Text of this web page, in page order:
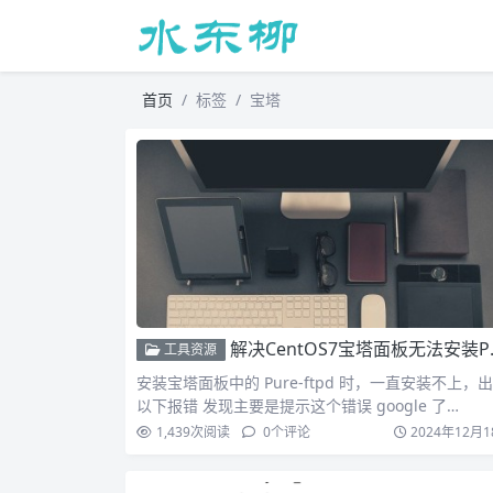
首页 标签 宝塔
工具资源 解决CentOS7宝塔面板无法安装Pure-ftpd
安装宝塔面板中的 Pure-ftpd 时，一直安装不上，
以下报错 发现主要是提示这个错误 google 了…
1,439次阅读 0个评论 2024年12月